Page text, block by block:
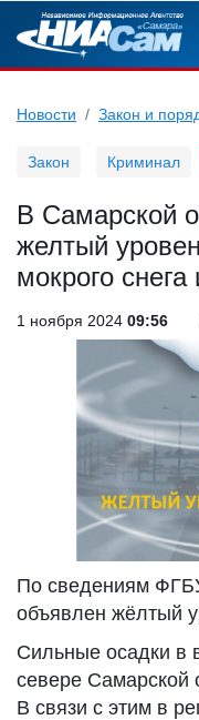
Новости Закон и
Закон Криминал
В Самарской
желтый
мокрого
1 ноября 2024 09:56
По сведениям
объявлен жёлтый
Сильные осадки в
севере Самарской
В связи с этим в